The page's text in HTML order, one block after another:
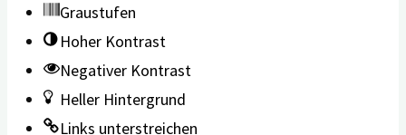
Graustufen
Hoher Kontrast
Negativer Kontrast
Heller Hintergrund
Links unterstreichen